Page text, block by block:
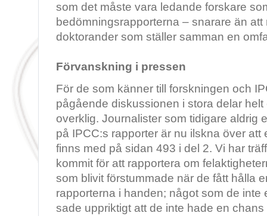
som det måste vara ledande forskare
bedömningsrapporterna – snarare än
doktorander som ställer samman en
Förvanskning i pressen
För de som känner till forskningen och
pågående diskussionen i stora delar
overklig. Journalister som tidigare aldrig
på IPCC:s rapporter är nu ilskna över att
finns med på sidan 493 i del 2. Vi har
kommit för att rapportera om
som blivit förstummade när de fått hålla
rapporterna i handen; något som de inte
sade uppriktigt att de inte hade en